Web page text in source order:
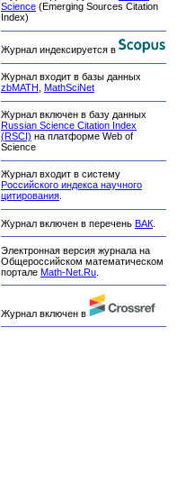
Science (Emerging Sources Citation
Index)
Журнал индексируется в
Журнал входит в базы данных
zbMATH
MathSciNet
Журнал включен в базу данных
Russian Science Citation Index
(RSCI) на платформе Web of
Science
Журнал входит в систему
Российского индекса научного
цитирования.
Журнал включен в перечень ВАК
Электронная версия журнала на
Общероссийском математическом
портале Math-Net.Ru
Журнал включен в